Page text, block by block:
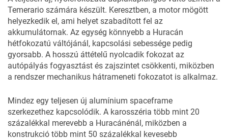
Temerario számára készült. Keresztben, a motor mögött
helyezkedik el, ami helyet szabadított fel az
akkumulátornak. Az egység könnyebb a Huracán
hétfokozatú váltójánál, kapcsolási sebessége pedig
gyorsabb. A hosszú áttételű nyolcadik fokozat az
autópályás fogyasztást és zajszintet csökkenti, miközben
a rendszer mechanikus hátrameneti fokozatot is alkalmaz.
Mindez egy teljesen új alumínium spaceframe
szerkezethez kapcsolódik. A karosszéria több mint 20
százalékkal merevebb a Huracánénál, miközben a
konstrukció több mint 50 százalékkal kevesebb